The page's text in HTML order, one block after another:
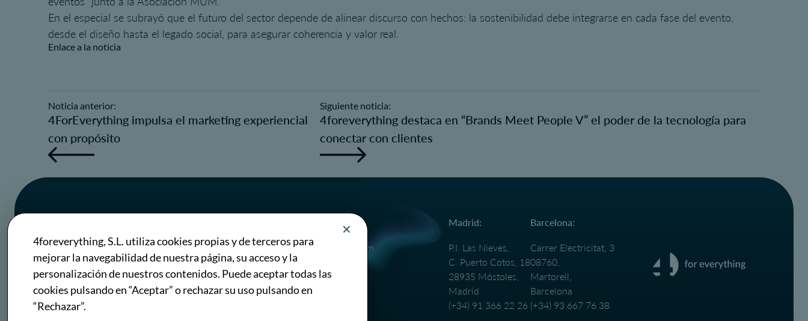
4foreverything, S.L. utiliza cookies propias y de terceros para
mejorar la navegabilidad de nuestra página, su acceso y la
personalización de nuestros contenidos. Puede aceptar todas las
cookies pulsando en “Aceptar” o rechazar su uso pulsando en
“Rechazar”.
En el especial se subrayó que el futuro del sector depende de alinear discurso con hechos: la sostenibilidad debe integrarse en cada fase del evento,
desde el diseño hasta el legado social, para asegurar coherencia y valor real.
Enlace a la noticia
Noticia anterior:
4ForEverything impulsa el marketing experiencial
con propósito
Siguiente noticia:
4foreverything destaca en “Brands Meet People V” el poder de la tecnología para
conectar con clientes
Get in
Touch
info@4foreverything.com
(+34) 91 366 22 26
Únete al equipo:
Madrid:
P.I. Las Nieves,
C. Puerto Cotos, 18
28935 Móstoles,
Madrid
(+34) 91 366 22 26
Barcelona:
Carrer Electricitat, 3
08760,
Martorell,
Barcelona
(+34) 93 667 76 38